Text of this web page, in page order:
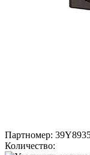
Партномер:
Количество: